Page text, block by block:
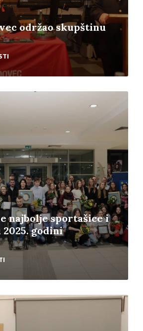
održao skupštinu
najbolje sportašice i
godini